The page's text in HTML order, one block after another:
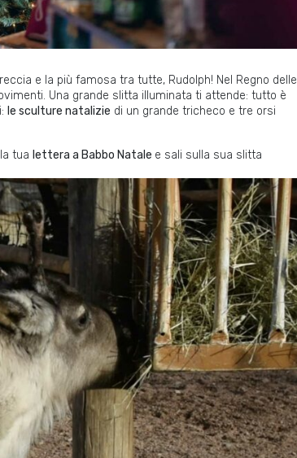
e la più famosa tra tutte, Rudolph! Nel Regno delle
Una grande slitta illuminata ti attende: tutto è
le sculture natalizie di un grande tricheco e tre orsi
tua lettera a Babbo Natale e sali sulla sua slitta